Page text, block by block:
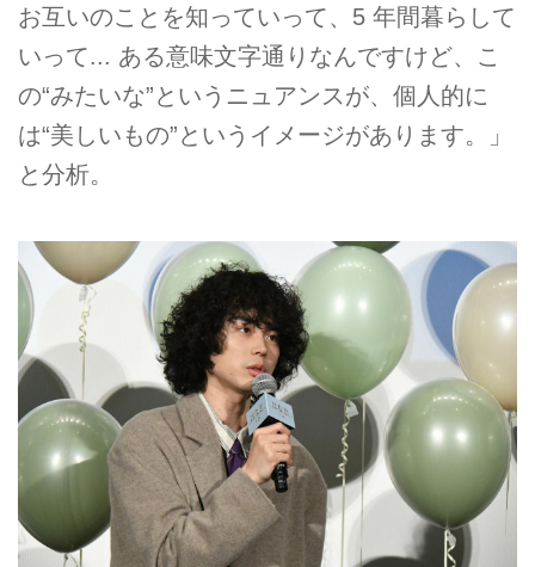
お互いのことを知っていって、5 年間暮らして
いって... ある意味文字通りなんですけど、こ
の“みたいな”というニュアンスが、個人的に
は“美しいもの”というイメージがあります。」
と分析。